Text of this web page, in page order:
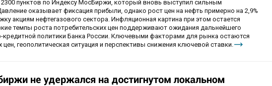
пунктов по Индексу МосБиржи, который вновь выступил сильным
оказывает фиксация прибыли, однако рост цен на нефть примерно на 2,9%
акциям нефтегазового сектора. Инфляционная картина при этом остается
темпы роста потребительских цен поддерживают ожидания дальнейшего
кредитной политики Банка России. Ключевыми факторами для рынка остаются
геополитическая ситуация и перспективы снижения ключевой ставки.
не удержался на достигнутом локальном